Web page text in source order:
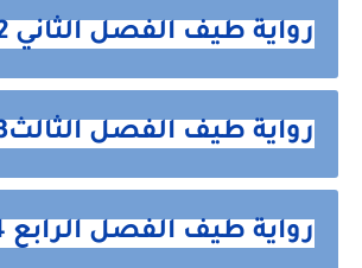
رواية طيف الفصل الثاني 2 من هنا
رواية طيف الفصل الثالث3 من هنا
رواية طيف الفصل الرابع 4 من هنا